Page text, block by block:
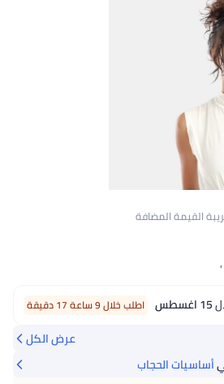
القيمة المضافة
15 اغسطس اطلب خلال 9 ساعة 17 دقيقة
عرض الكل
أساسيات الحجاب